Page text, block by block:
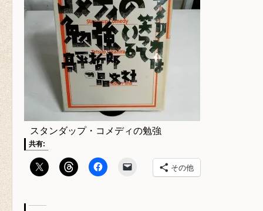
スタンダップ・コメディの勉強
共有:
その他